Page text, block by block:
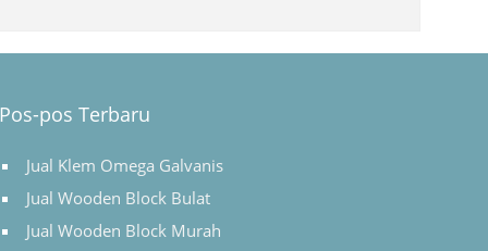
Pos-pos Terbaru
Jual Klem Omega Galvanis
Jual Wooden Block Bulat
Jual Wooden Block Murah